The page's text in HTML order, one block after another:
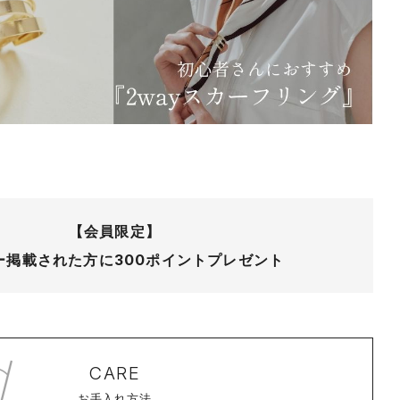
【会員限定】
掲載された方に300ポイントプレゼント
CARE